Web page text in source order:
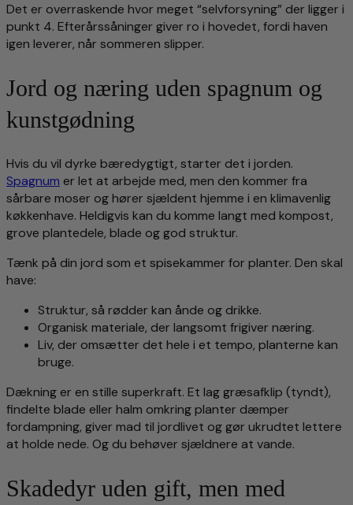
Det er overraskende hvor meget “selvforsyning” der ligger i
punkt 4. Efterårssåninger giver ro i hovedet, fordi haven
igen leverer, når sommeren slipper.
Jord og næring uden spagnum og
kunstgødning
Hvis du vil dyrke bæredygtigt, starter det i jorden.
Spagnum er let at arbejde med, men den kommer fra
sårbare moser og hører sjældent hjemme i en klimavenlig
køkkenhave. Heldigvis kan du komme langt med kompost,
grove plantedele, blade og god struktur.
Tænk på din jord som et spisekammer for planter. Den skal
have:
Struktur, så rødder kan ånde og drikke.
Organisk materiale, der langsomt frigiver næring.
Liv, der omsætter det hele i et tempo, planterne kan
bruge.
Dækning er en stille superkraft. Et lag græsafklip (tyndt),
findelte blade eller halm omkring planter dæmper
fordampning, giver mad til jordlivet og gør ukrudtet lettere
at holde nede. Og du behøver sjældnere at vande.
Skadedyr uden gift, men med